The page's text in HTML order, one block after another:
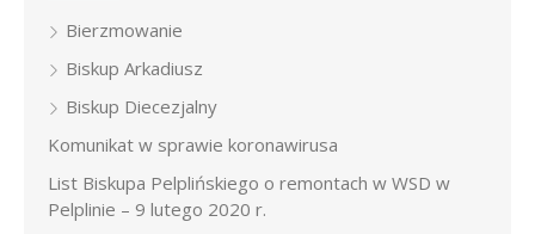
Bierzmowanie
Biskup Arkadiusz
Biskup Diecezjalny
Komunikat w sprawie koronawirusa
List Biskupa Pelplińskiego o remontach w WSD w
Pelplinie – 9 lutego 2020 r.